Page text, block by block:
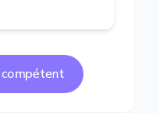
compétent